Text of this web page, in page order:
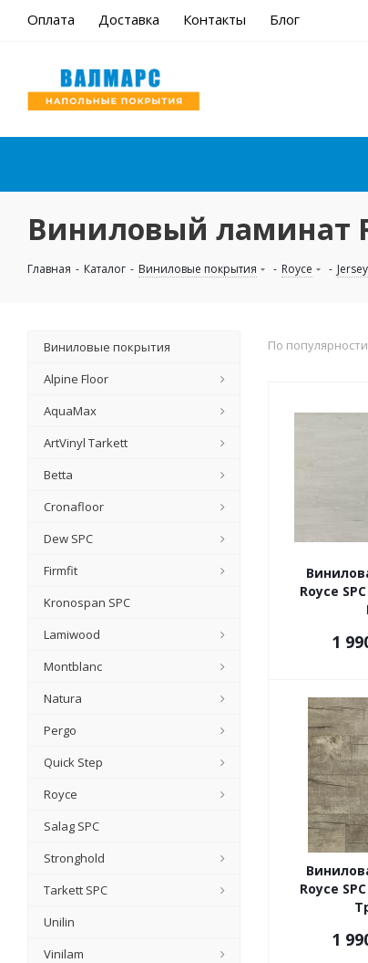
Оплата Доставка Контакты Блог
Виниловый ламинат
Главная - Каталог - Виниловые покрытия - Royce - Jersey
По популярности
Royce
1
Royce
1
Виниловые покрытия
Alpine Floor
AquaMax
ArtVinyl Tarkett
Betta
Cronafloor
Dew SPC
Firmfit
Kronospan SPC
Lamiwood
Montblanc
Natura
Pergo
Quick Step
Royce
Salag SPC
Stronghold
Tarkett SPC
Unilin
Vinilam